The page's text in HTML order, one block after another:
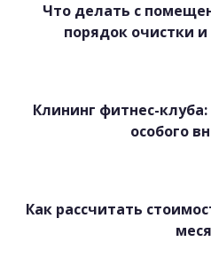
Что делать с
порядок очистки
Клининг фитнес-
особого
Как рассчитать